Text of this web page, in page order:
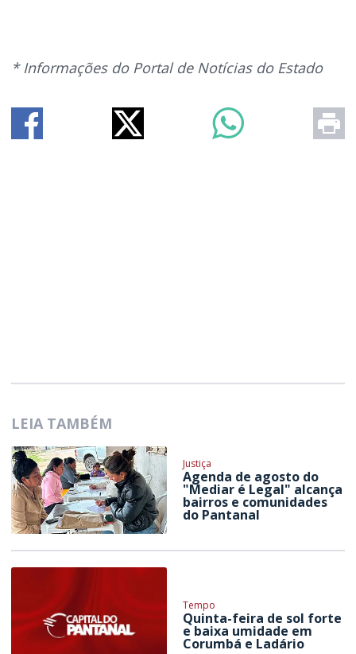
* Informações do Portal de Notícias do Estado
LEIA TAMBÉM
Justiça
Agenda de agosto do
"Mediar é Legal" alcança
bairros e comunidades
do Pantanal
Tempo
Quinta-feira de sol forte
e baixa umidade em
Corumbá e Ladário